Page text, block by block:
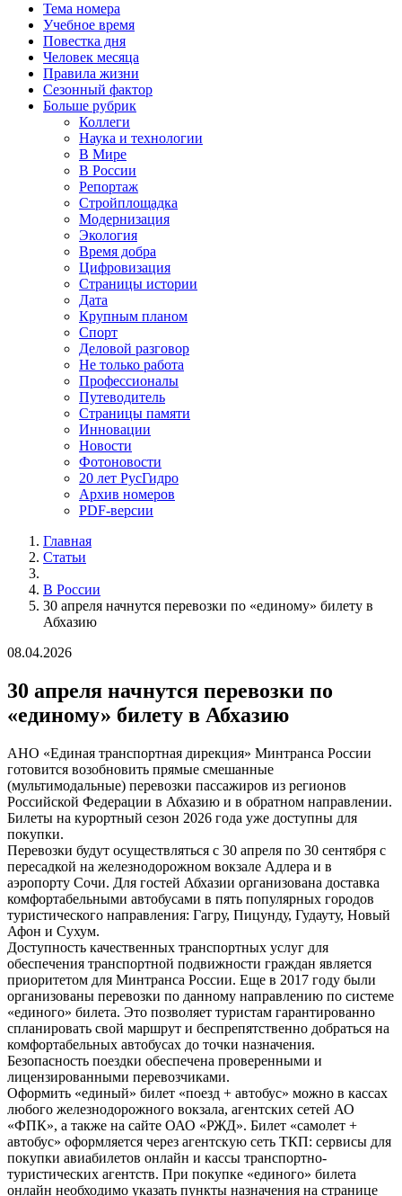
Тема номера
Учебное время
Повестка дня
Человек месяца
Правила жизни
Сезонный фактор
Больше рубрик
Коллеги
Наука и технологии
В Мире
В России
Репортаж
Стройплощадка
Модернизация
Экология
Время добра
Цифровизация
Страницы истории
Дата
Крупным планом
Спорт
Деловой разговор
Не только работа
Профессионалы
Путеводитель
Страницы памяти
Инновации
Новости
Фотоновости
20 лет РусГидро
Архив номеров
PDF-версии
Главная
Статьи
В России
30 апреля начнутся перевозки по «единому» билету в
Абхазию
08.04.2026
30 апреля начнутся перевозки по
«единому» билету в Абхазию
АНО «Единая транспортная дирекция» Минтранса России
готовится возобновить прямые смешанные
(мультимодальные) перевозки пассажиров из регионов
Российской Федерации в Абхазию и в обратном направлении.
Билеты на курортный сезон 2026 года уже доступны для
покупки.
Перевозки будут осуществляться с 30 апреля по 30 сентября с
пересадкой на железнодорожном вокзале Адлера и в
аэропорту Сочи. Для гостей Абхазии организована доставка
комфортабельными автобусами в пять популярных городов
туристического направления: Гагру, Пицунду, Гудауту, Новый
Афон и Сухум.
Доступность качественных транспортных услуг для
обеспечения транспортной подвижности граждан является
приоритетом для Минтранса России. Еще в 2017 году были
организованы перевозки по данному направлению по системе
«единого» билета. Это позволяет туристам гарантированно
спланировать свой маршрут и беспрепятственно добраться на
комфортабельных автобусах до точки назначения.
Безопасность поездки обеспечена проверенными и
лицензированными перевозчиками.
Оформить «единый» билет «поезд + автобус» можно в кассах
любого железнодорожного вокзала, агентских сетей АО
«ФПК», а также на сайте ОАО «РЖД». Билет «самолет +
автобус» оформляется через агентскую сеть ТКП: сервисы для
покупки авиабилетов онлайн и кассы транспортно-
туристических агентств. При покупке «единого» билета
онлайн необходимо указать пункты назначения на странице